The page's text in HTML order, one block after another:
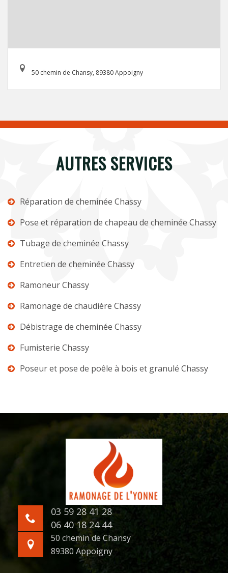
50 chemin de Chansy, 89380 Appoigny
AUTRES SERVICES
Réparation de cheminée Chassy
Pose et réparation de chapeau de cheminée Chassy
Tubage de cheminée Chassy
Entretien de cheminée Chassy
Ramoneur Chassy
Ramonage de chaudière Chassy
Débistrage de cheminée Chassy
Fumisterie Chassy
Poseur et pose de poêle à bois et granulé Chassy
03 59 28 41 28
06 40 18 24 44
50 chemin de Chansy
89380 Appoigny